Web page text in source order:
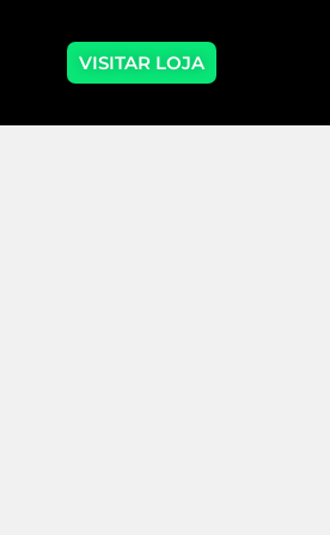
VISITAR LOJA